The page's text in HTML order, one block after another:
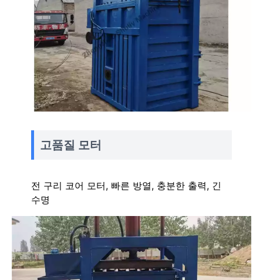
고품질 모터
전 구리 코어 모터, 빠른 방열, 충분한 출력, 긴
수명